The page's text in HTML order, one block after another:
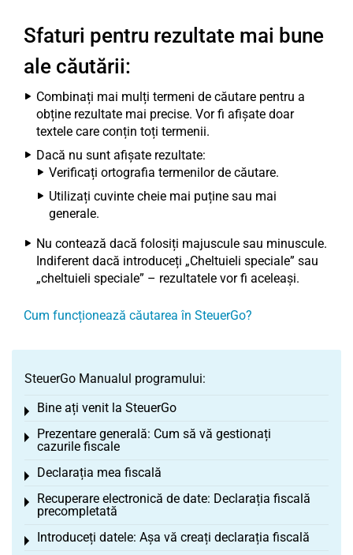
Sfaturi pentru rezultate mai bune
ale căutării:
Combinați mai mulți termeni de căutare pentru a
obține rezultate mai precise. Vor fi afișate doar
textele care conțin toți termenii.
Dacă nu sunt afișate rezultate:
Verificați ortografia termenilor de căutare.
Utilizați cuvinte cheie mai puține sau mai
generale.
Nu contează dacă folosiți majuscule sau minuscule.
Indiferent dacă introduceți „Cheltuieli speciale” sau
„cheltuieli speciale” – rezultatele vor fi aceleași.
Cum funcționează căutarea în SteuerGo?
SteuerGo Manualul programului:
Bine ați venit la SteuerGo
Toggle menu
Prezentare generală: Cum să vă gestionați
cazurile fiscale
Toggle menu
Declarația mea fiscală
Toggle menu
Recuperare electronică de date: Declarația fiscală
precompletată
Toggle menu
Introduceți datele: Așa vă creați declarația fiscală
Toggle menu